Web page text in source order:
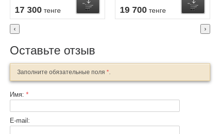
17 300 тенге 19 700 тенге
Узнать о поступлении Купить
‹ ›
Оставьте отзыв
Заполните обязательные поля *
Имя: *
E-mail: